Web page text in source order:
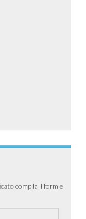
compila il form e